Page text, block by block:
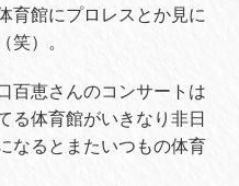
育館にプロレスとか見に
）。
百恵さんのコンサートは
る体育館がいきなり非日
なるとまたいつもの体育